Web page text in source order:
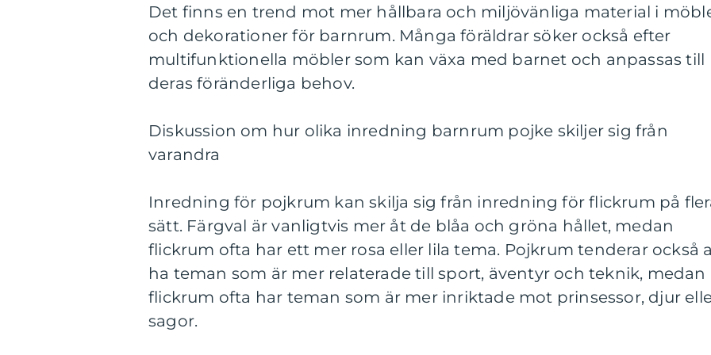
Det finns en trend mot mer hållbara och miljövänliga material i
och dekorationer för barnrum. Många föräldrar söker också efter
multifunktionella möbler som kan växa med barnet och anpassas till
deras föränderliga behov.
Diskussion om hur olika inredning barnrum pojke skiljer sig från
varandra
Inredning för pojkrum kan skilja sig från inredning för flickrum på
sätt. Färgval är vanligtvis mer åt de blåa och gröna hållet, medan
flickrum ofta har ett mer rosa eller lila tema. Pojkrum tenderar också
ha teman som är mer relaterade till sport, äventyr och teknik, medan
flickrum ofta har teman som är mer inriktade mot prinsessor, djur
sagor.